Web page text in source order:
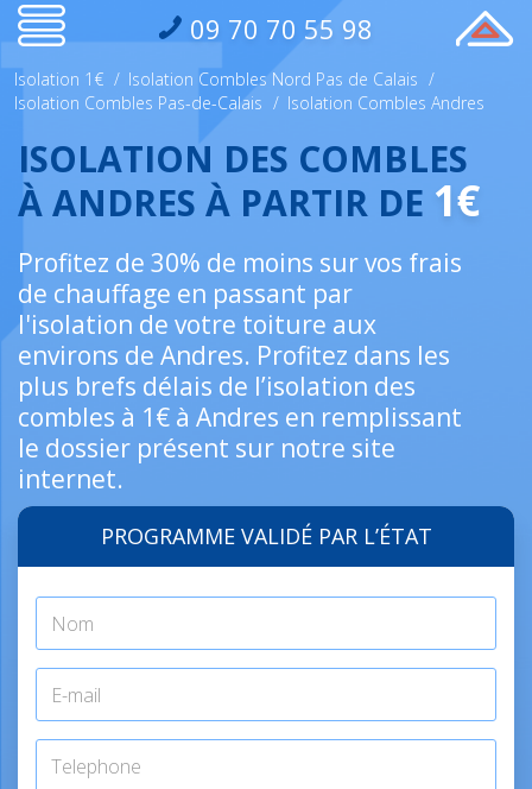
09 70 70 55 98
Isolation 1€ / Isolation Combles Nord Pas de Calais /
Isolation Combles Pas-de-Calais / Isolation Combles Andres
ISOLATION DES COMBLES
À ANDRES À PARTIR DE 1€
Profitez de 30% de moins sur vos frais
de chauffage en passant par
l'isolation de votre toiture aux
environs de Andres. Profitez dans les
plus brefs délais de l’isolation des
combles à 1€ à Andres en remplissant
le dossier présent sur notre site
internet.
PROGRAMME VALIDÉ PAR L’ÉTAT